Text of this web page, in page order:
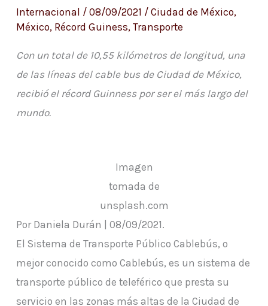
Internacional / 08/09/2021 / Ciudad de México,
México, Récord Guiness, Transporte
Con un total de 10,55 kilómetros de longitud, una
de las líneas del cable bus de Ciudad de México,
recibió el récord Guinness por ser el más largo del
mundo.
Imagen
tomada de
unsplash.com
Por Daniela Durán | 08/09/2021.
El Sistema de Transporte Público Cablebús, o
mejor conocido como Cablebús, es un sistema de
transporte público de teleférico que presta su
servicio en las zonas más altas de la Ciudad de